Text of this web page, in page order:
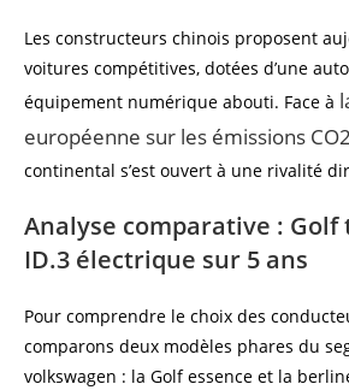
Les constructeurs chinois proposent
voitures compétitives, dotées d’une
équipement numérique abouti. Face à
européenne sur les émissions CO2
continental s’est ouvert à une rivalité
Analyse comparative :
ID.3 électrique sur 5 ans
Pour comprendre le choix des
comparons deux modèles phares du
volkswagen : la Golf essence et la